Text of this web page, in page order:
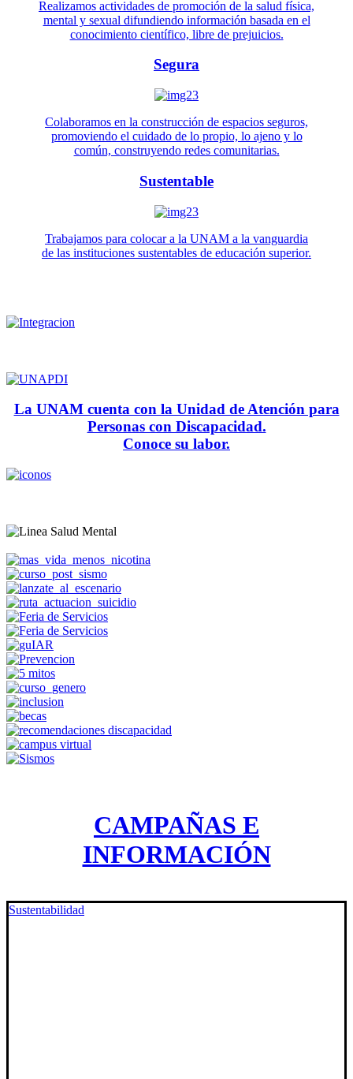
Realizamos actividades de promoción de la salud física,
mental y sexual difundiendo información basada en el
conocimiento científico, libre de prejuicios.
Segura
Colaboramos en la construcción de espacios seguros,
promoviendo el cuidado de lo propio, lo ajeno y lo
común, construyendo redes comunitarias.
Sustentable
Trabajamos para colocar a la UNAM a la vanguardia
de las instituciones sustentables de educación superior.
La UNAM cuenta con la Unidad de Atención para
Personas con Discapacidad.
Conoce su labor.
CAMPAÑAS E
INFORMACIÓN
Sustentabilidad